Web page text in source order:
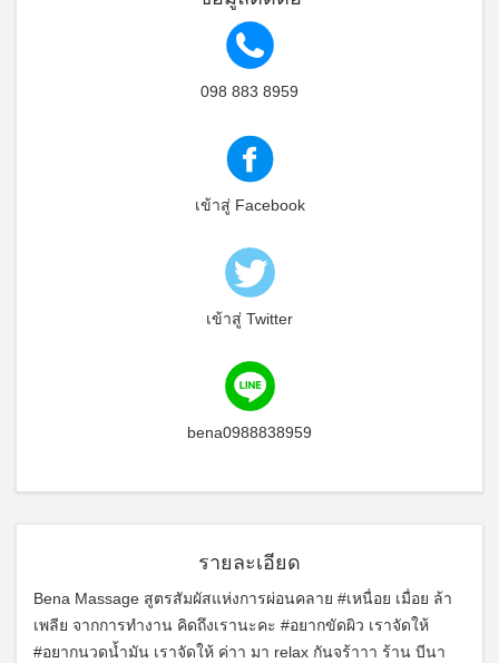
098 883 8959
เข้าสู่ Facebook
เข้าสู่ Twitter
bena0988838959
รายละเอียด
Bena Massage สูตรสัมผัสแห่งการผ่อนคลาย #เหนื่อย เมื่อย ล้า
เพลีย จากการทำงาน คิดถึงเรานะคะ #อยากขัดผิว เราจัดให้
#อยากนวดน้ำมัน เราจัดให้ ค่าา มา relax กันจร้าาา ร้าน บีนา